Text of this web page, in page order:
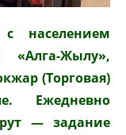
населением
Жылу»,
(Торговая)
Ежедневно
— задание